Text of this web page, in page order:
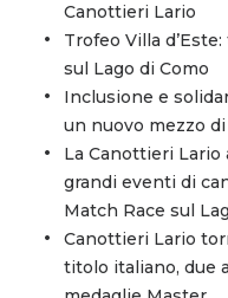
Canottieri Lario
Trofeo Villa
sul Lago di Como
Inclusione e
un nuovo mezzo
La Canottieri Lario
grandi eventi di
Match Race sul
Canottieri Lario
titolo italiano, due